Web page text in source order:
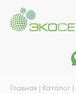
Главная | Каталог |